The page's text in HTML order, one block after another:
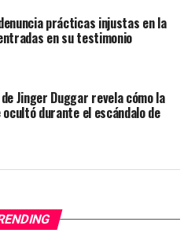
prácticas injustas en la
en su testimonio
Jinger Duggar revela cómo la
durante el escándalo de